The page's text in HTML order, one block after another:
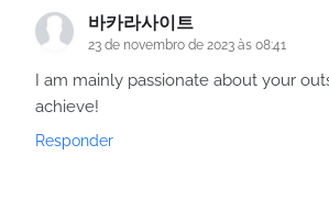
바카라사이트
23 de novembro de 2023 às 08:41
I am mainly passionate about your
achieve!
Responder